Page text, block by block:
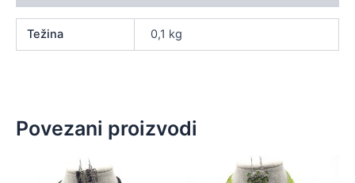
Težina 0,1 kg
Povezani proizvodi